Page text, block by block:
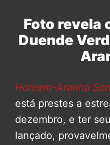
Foto revela
Duende
Homem-Aranha
está prestes a
dezembro, e ter
lançado,